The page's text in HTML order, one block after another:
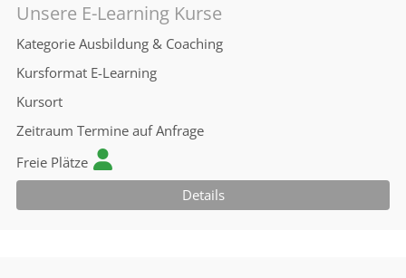
Unsere E-Learning Kurse
Kategorie Ausbildung & Coaching
Kursformat E-Learning
Kursort
Zeitraum Termine auf Anfrage
Freie Plätze
Details